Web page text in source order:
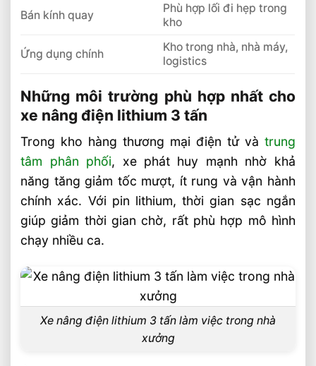
Chọn Xe Nâng Điện Theo Ngành Phù
Hợp Từng Ứng Dụng
Chọn Xe Nâng Điện Phù Hợp Theo Từng
Loại Pallet Tối Ưu Nhất
Chọn Xe Nâng Điện Phù Hợp Theo Chiều
Cao Kệ Hàng Chuẩn Nhất
Chọn Tối Ưu Cho Logistics
Xe Nâng Dầu 3.5 Tấn Động Cơ Isuzu Có
Ưu Điểm Gì
Xe Nâng Điện Stacker Đứng Lái 1.5 Tấn
Nâng Cao 3–5m Có Đáng Đầu Tư?
Xe Nâng Điện Reach Truck 1.5 Tấn Nâng
Bán kính quay
Phù hợp lối đi hẹp trong
kho
Ứng dụng chính
Kho trong nhà, nhà máy,
logistics
Những môi trường phù hợp nhất cho
xe nâng điện lithium 3 tấn
Trong kho hàng thương mại điện tử và trung
tâm phân phối, xe phát huy mạnh nhờ khả
năng tăng giảm tốc mượt, ít rung và vận hành
chính xác. Với pin lithium, thời gian sạc ngắn
giúp giảm thời gian chờ, rất phù hợp mô hình
chạy nhiều ca.
Xe nâng điện lithium 3 tấn làm việc trong nhà
xưởng